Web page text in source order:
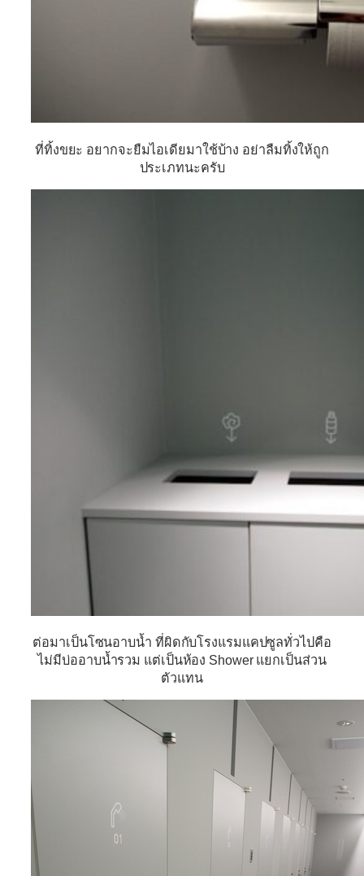
ที่ทิ้งขยะ อยากจะยืมไอเดียมาใช้บ้าง อย่าลืมทิ้งให้ถูก
ประเภทนะครับ
ต่อมาเป็นโซนอาบน้ำ ที่ผิดกับโรงแรมแคปซูลทั่วไปคือ
ไม่มีบ่ออาบน้ำรวม แต่เป็นห้อง Shower แยกเป็นส่วน
ตัวแทน